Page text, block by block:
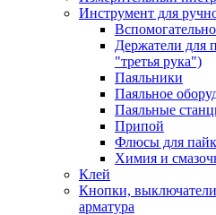
Инструмент для
Держатели для
"третья рука")
Паяльники
Паяльное
Паяльные
Припой
Флюсы для
Химия и
Клей
Кнопки,
арматура